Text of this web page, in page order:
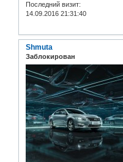
Последний визит:
14.09.2016 21:31:40
Shmuta
Заблокирован